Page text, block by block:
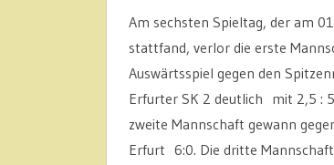
Am sechsten Spieltag, der am
stattfand, verlor die erste
Auswärtsspiel gegen den
Erfurter SK 2 deutlich mit 2,5 :
zweite Mannschaft gewann
Erfurt 6:0. Die dritte